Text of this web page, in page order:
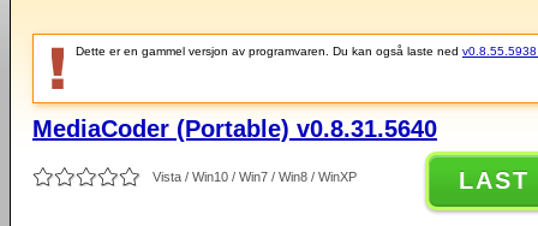
Dette er en gammel versjon av programvaren. Du kan også laste ned v0.8.55.5938
MediaCoder (Portable) v0.8.31.5640
Vista / Win10 / Win7 / Win8 / WinXP LAST